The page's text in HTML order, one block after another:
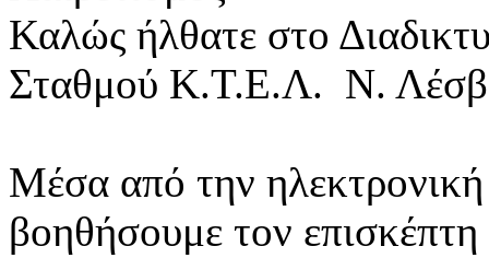
Καλώς ήλθατε στο
Σταθμού Κ.Τ.Ε.Λ. Ν.
Μέσα από την ηλεκτρονική
βοηθήσουμε τον